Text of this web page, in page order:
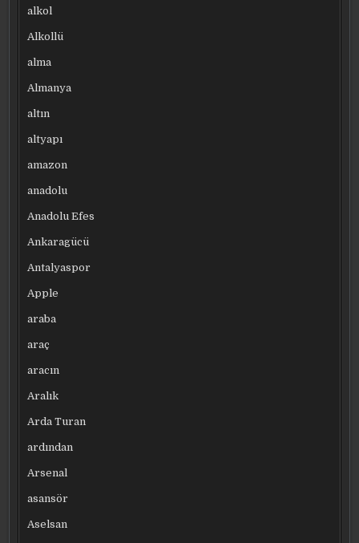
alkol
Alkollü
alma
Almanya
altın
altyapı
amazon
anadolu
Anadolu Efes
Ankaragücü
Antalyaspor
Apple
araba
araç
aracın
Aralık
Arda Turan
ardından
Arsenal
asansör
Aselsan